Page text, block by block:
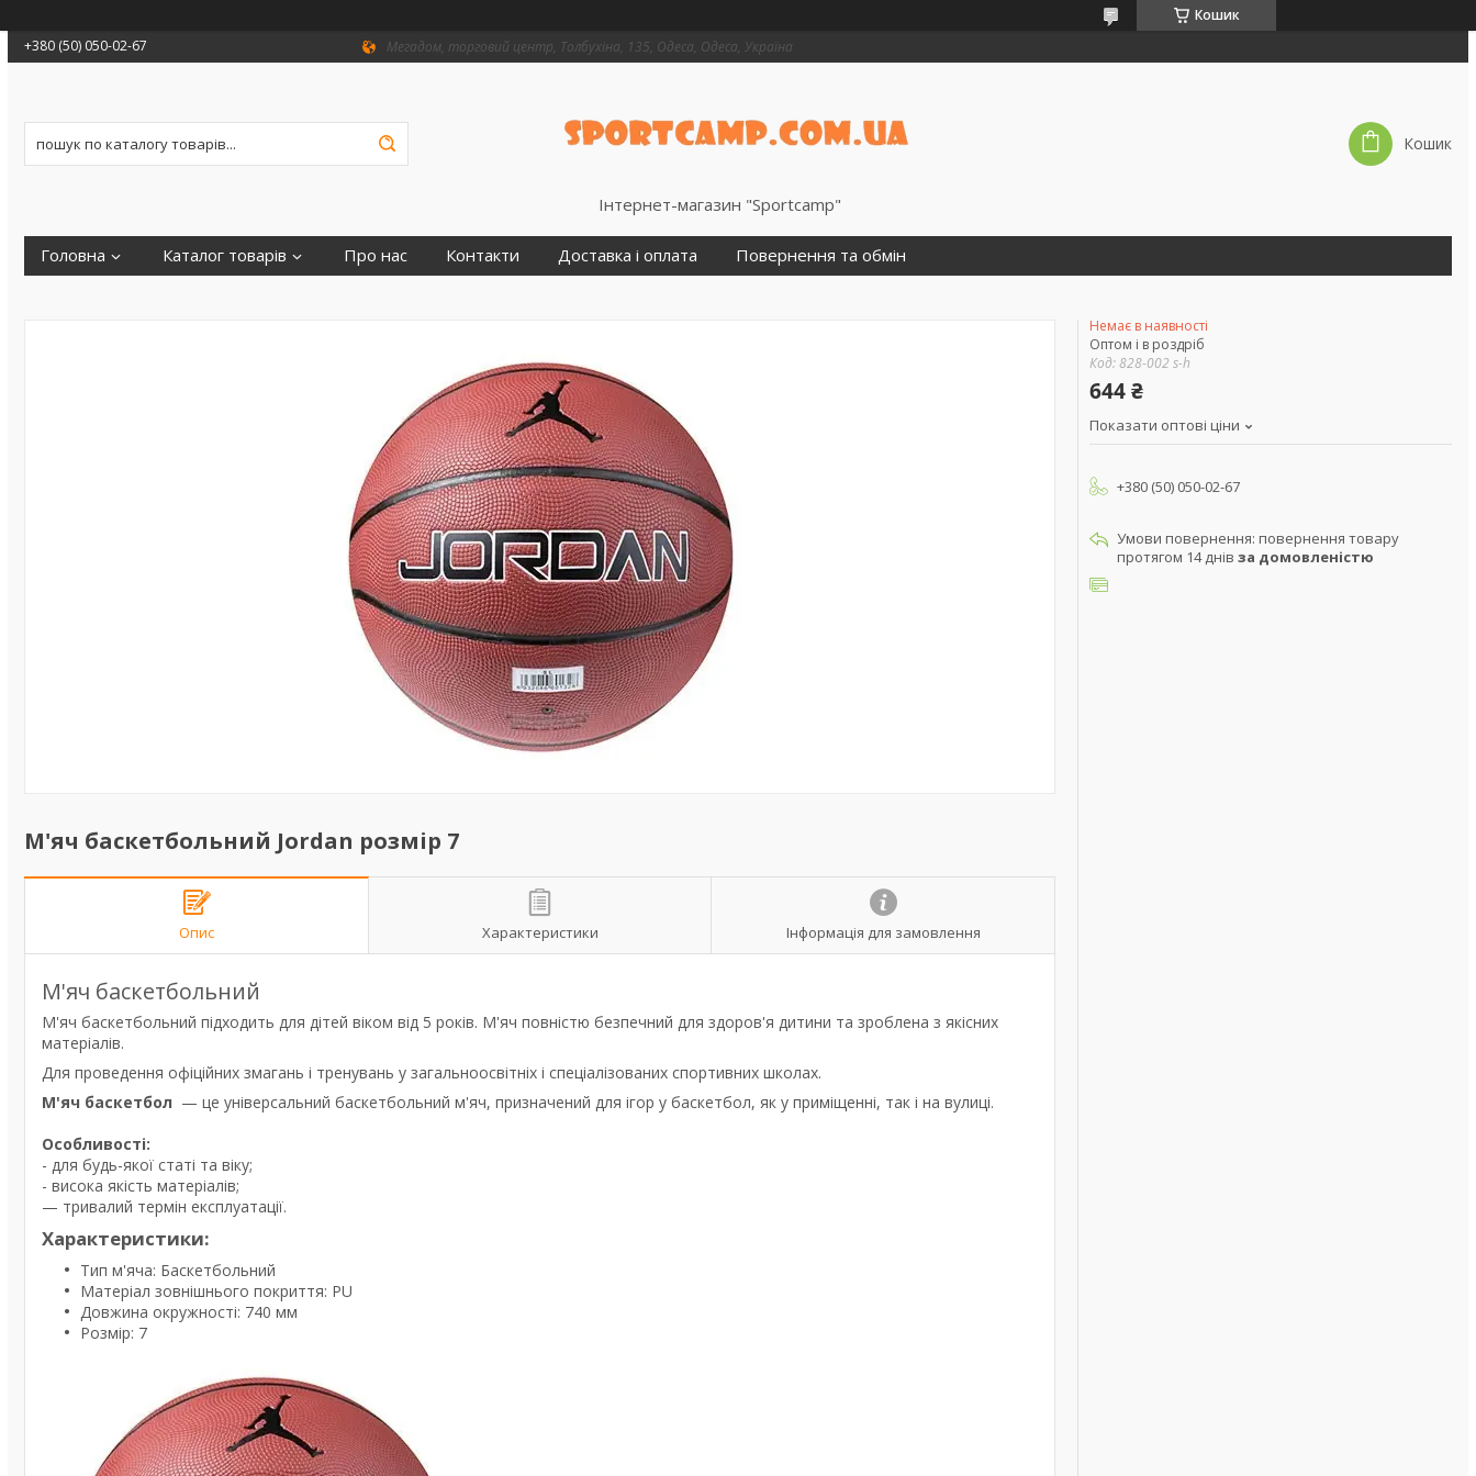
Кошик
+380 (50) 050-02-67
Мегадом, торговий центр, Толбухіна, 135, Одеса, Одеса, Україна
Інтернет-магазин "Sportcamp"
Кошик
Головна Каталог товарів Про нас Контакти Доставка і оплата Повернення та обмін
М'яч баскетбольний Jordan розмір 7
Опис Характеристики Інформація для замовлення
М'яч баскетбольний
М'яч баскетбольний підходить для дітей віком від 5 років. М'яч повністю безпечний для здоров'я дитини та зроблена з якісних
матеріалів.
Для проведення офіційних змагань і тренувань у загальноосвітніх і спеціалізованих спортивних школах.
М'яч баскетбол — це універсальний баскетбольний м'яч, призначений для ігор у баскетбол, як у приміщенні, так і на вулиці.
Особливості:
- для будь-якої статі та віку;
- висока якість матеріалів;
— тривалий термін експлуатації.
Характеристики:
Тип м'яча: Баскетбольний
Матеріал зовнішнього покриття: PU
Довжина окружності: 740 мм
Розмір: 7
Немає в наявності
Оптом і в роздріб
Код:828-002 s-h
644 ₴
Показати оптові ціни
+380 (50) 050-02-67
повернення товару
протягом 14 днів за домовленістю